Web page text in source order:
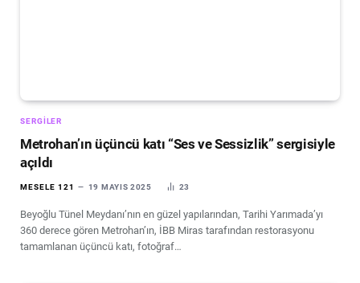
SERGILER
Metrohan’ın üçüncü katı “Ses ve Sessizlik” sergisiyle
açıldı
MESELE 121 19 MAYIS 2025 23
Beyoğlu Tünel Meydanı’nın en güzel yapılarından, Tarihi Yarımada’yı
360 derece gören Metrohan’ın, İBB Miras tarafından restorasyonu
tamamlanan üçüncü katı, fotoğraf…